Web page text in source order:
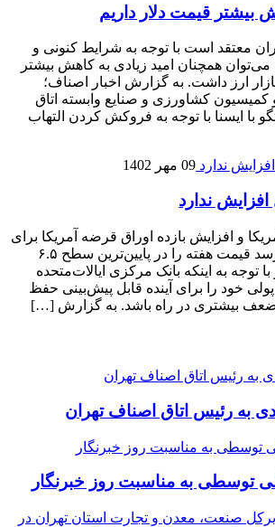
بیشتر قیمت دلار داریم
معتقد است با توجه به شرایط کنونی و
همچنان امید زیادی به کاهش بیشتر
ارز داشت. به گزارش اخبار اصناف؛
کشاورزی و صنایع وابسته اتاق
با ایسنا با توجه به فروکش کردن التهاب
09 مهر 1402
ندارد
و افزایش بازده اوراق قرضه آمریکا برای
بازار طلا به نظر می‌رسد قیمت‌ هفته را در پایین‌ترین سطح ۶.۵
توجه به اینکه بانک مرکزی ایالات‌متحده
خود را برای آینده قابل پیش‌بینی حفظ
بیشتری در راه باشد. به گزارش […]
به رئیس اتاق اصناف تهران
توسطی به مناسبت روز خبرنگار